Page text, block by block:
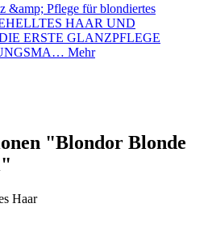
&amp; Pflege für blondiertes
HAAR UND
ERSTE GLANZPFLEGE
Mehr
"Blondor Blonde
Haar